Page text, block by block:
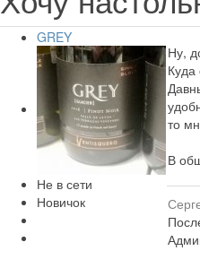
GREY
Не в сети
Новичок
Ну,
Куда
то
В